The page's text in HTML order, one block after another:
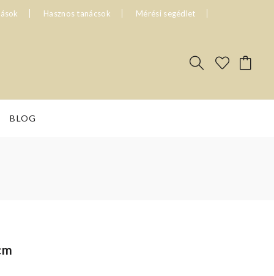
Hasznos tanácsok Mérési segédlet
BLOG